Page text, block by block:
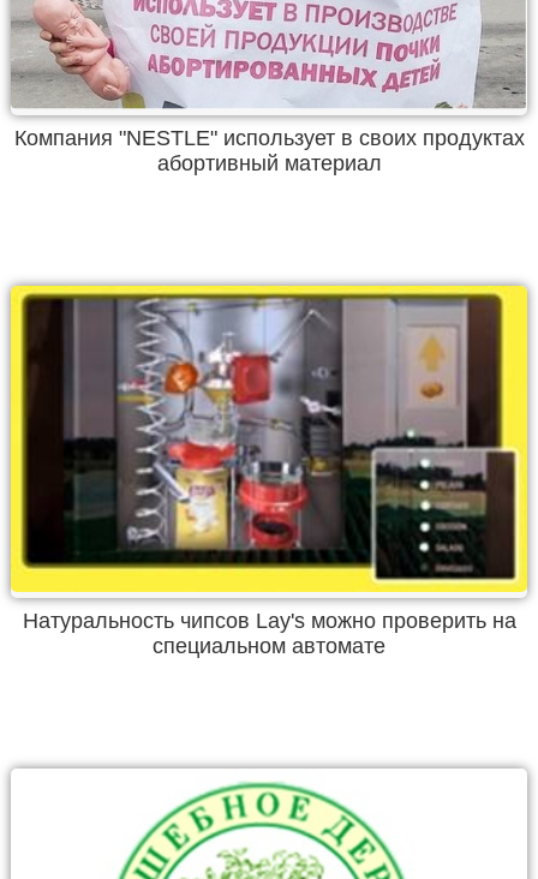
Компания "NESTLE" использует в своих продуктах
абортивный материал
Натуральность чипсов Lay's можно проверить на
специальном автомате